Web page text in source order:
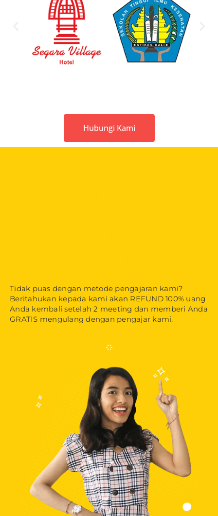
Hubungi Kami
Tidak puas dengan metode pengajaran kami?
Beritahukan kepada kami akan REFUND 100% uang
Anda kembali setelah 2 meeting dan memberi Anda
GRATIS mengulang dengan pengajar kami.